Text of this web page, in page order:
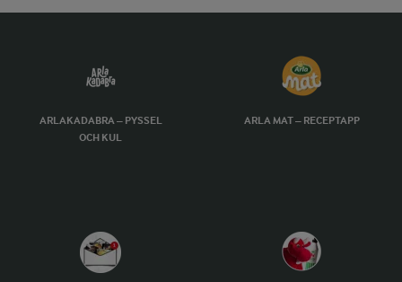
ARLAKADABRA – PYSSEL
OCH KUL
ARLA MAT – RECEPTAPP